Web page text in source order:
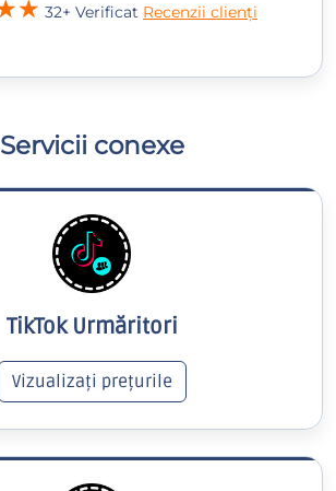
32+ Verificat Recenzii clienți
Servicii conexe
TikTok Urmăritori
Vizualizați prețurile